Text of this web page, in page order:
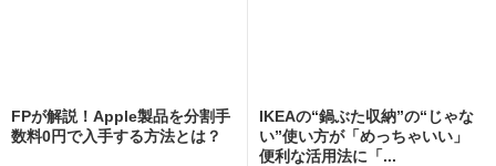
FPが解説！Apple製品を分割手
数料0円で入手する方法とは？
IKEAの“鍋ぶた収納”の“じゃな
い”使い方が「めっちゃいい」
便利な活用法に「...